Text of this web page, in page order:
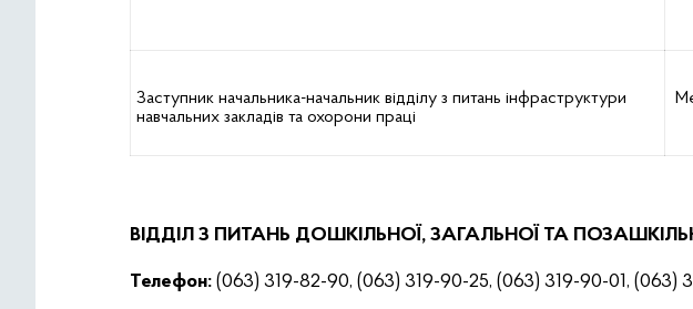
Заступник начальника-начальник відділу з питань інфраструктури
навчальних закладів та охорони праці
ВІДДІЛ З ПИТАНЬ ДОШКІЛЬНОЇ, ЗАГАЛЬНОЇ ТА
Телефон: (063) 319-82-90, (063) 319-90-25, (063) 319-90-01, (063)